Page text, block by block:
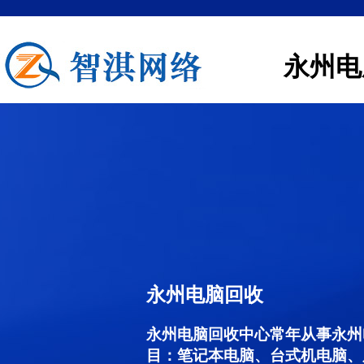
永州
永州电脑回收
永州电脑回收中心常年从事永
目：笔记本电脑、台式机电脑